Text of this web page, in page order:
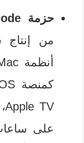
حزمة Xcode: